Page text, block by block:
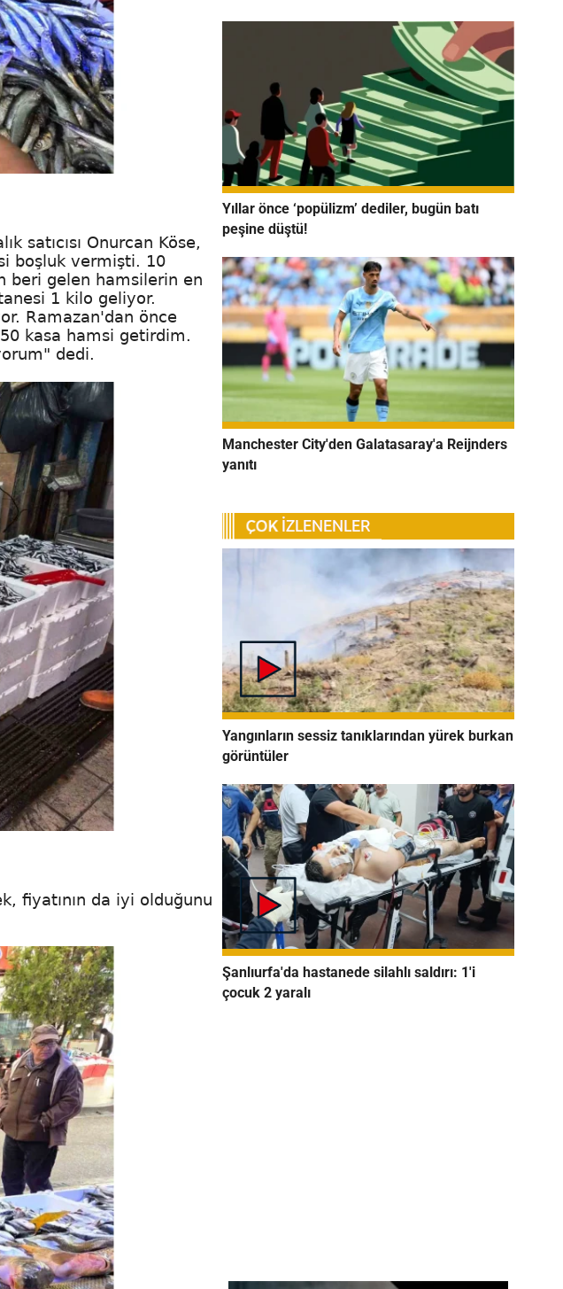
satıcısı Onurcan Köse,
boşluk vermişti. 10
beri gelen hamsilerin en
1 kilo geliyor.
Ramazan'dan önce
kasa hamsi getirdim.
dedi.
fiyatının da iyi olduğunu
Yıllar önce ‘popülizm’ dediler, bugün batı
peşine düştü!
Manchester City'den Galatasaray'a Reijnders
yanıtı
Yangınların sessiz tanıklarından yürek burkan
görüntüler
Şanlıurfa'da hastanede silahlı saldırı: 1'i
çocuk 2 yaralı